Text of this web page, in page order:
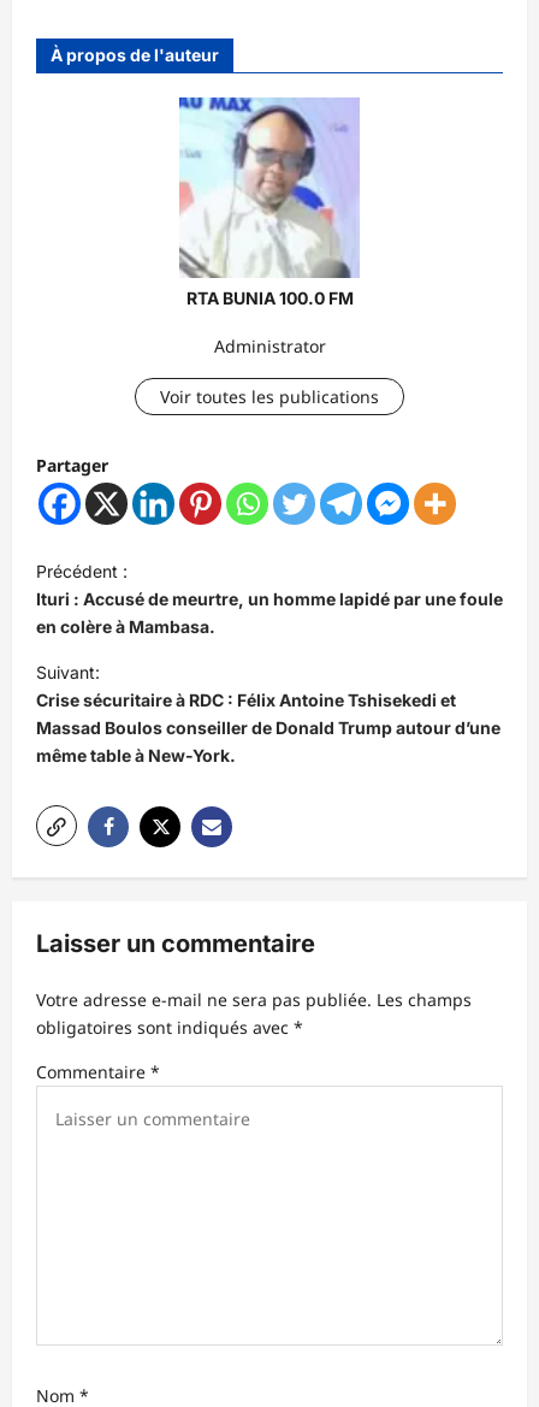
À propos de l'auteur
RTA BUNIA 100.0 FM
Administrator
Voir toutes les publications
Partager
N
a
v
i
g
a
i
d
a
r
t
Précédent :
Ituri : Accusé de meurtre, un homme lapidé par une foule
en colère à Mambasa.
Suivant:
Crise sécuritaire à RDC : Félix Antoine Tshisekedi et
Massad Boulos conseiller de Donald Trump autour d’une
même table à New-York.
Laisser un commentaire
Votre adresse e-mail ne sera pas publiée. Les champs
obligatoires sont indiqués avec *
Commentaire *
Nom *